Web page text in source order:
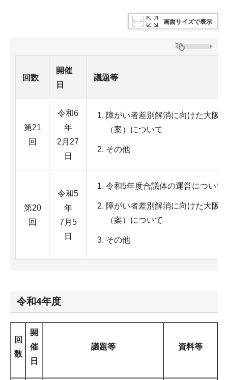
画面サイズで表示
回数
開催
日
議題等
第21
回
令和6
年
2月27
日
障がい者差別解消に向けた大阪
（案）について
その他
第20
回
令和5
年
7月5
日
令和5年度合議体の運営について
障がい者差別解消に向けた大阪
（案）について
その他
令和4年度
回
数
開
催
日
議題等 資料等